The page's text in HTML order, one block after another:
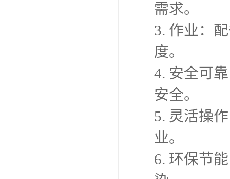
需求。
3. 作业：
度。
4. 安全可
安全。
5. 灵活操
业。
6. 环保节